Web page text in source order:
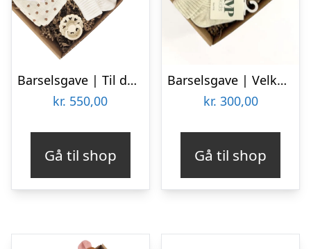
Barselsgave | Til den nye Mor
kr. 550,00
Gå til shop
Barselsgave | Velkommen til Verden
kr. 300,00
Gå til shop